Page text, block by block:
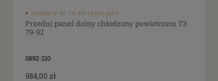
dostępny do 10 dni roboczych
Przedni panel dolny chłodzony powietrzem T3
79-92
0892-210
984,00 zł